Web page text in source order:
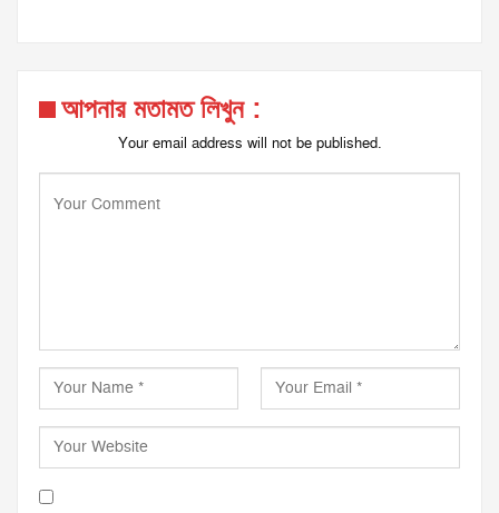
আপনার মতামত লিখুন :
Your email address will not be published.